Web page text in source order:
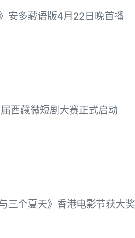
安多藏语版4月22日晚首播
西藏微短剧大赛正式启动
三个夏天》香港电影节获大奖